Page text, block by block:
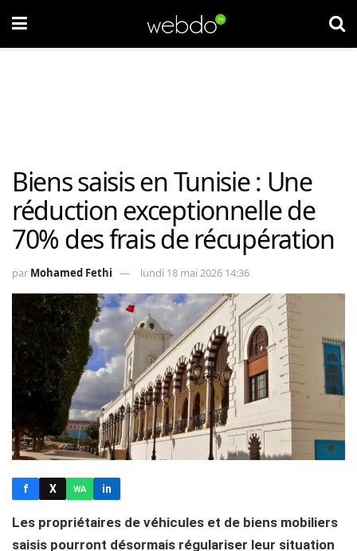
Biens saisis en Tunisie : Une
réduction exceptionnelle de
70% des frais de récupération
par Mohamed Fethi lundi 18 mai 2026 14:36
f X WA in
Les propriétaires de véhicules et de biens mobiliers
saisis pourront désormais régulariser leur situation